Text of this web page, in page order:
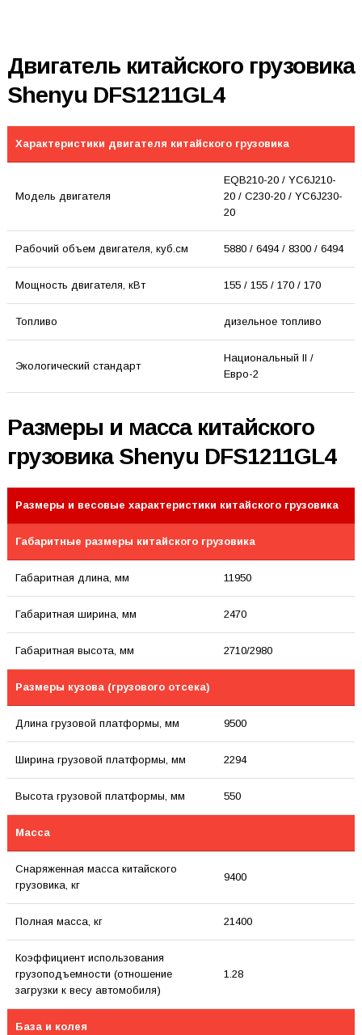
Двигатель китайского грузовика
Shenyu DFS1211GL4
Характеристики двигателя китайского грузовика
Модель двигателя
EQB210-20 / YC6J210-
20 / C230-20 / YC6J230-
20
Рабочий объем двигателя, куб.см 5880 / 6494 / 8300 / 6494
Мощность двигателя, кВт 155 / 155 / 170 / 170
Топливо дизельное топливо
Экологический стандарт
Национальный II /
Евро-2
Размеры и масса китайского
грузовика Shenyu DFS1211GL4
Размеры и весовые характеристики китайского грузовика
Габаритные размеры китайского грузовика
Габаритная длина, мм 11950
Габаритная ширина, мм 2470
Габаритная высота, мм 2710/2980
Размеры кузова (грузового отсека)
Длина грузовой платформы, мм 9500
Ширина грузовой платформы, мм 2294
Высота грузовой платформы, мм 550
Масса
Снаряженная масса китайского
грузовика, кг
9400
Полная масса, кг 21400
Коэффициент использования
грузоподъемности (отношение
загрузки к весу автомобиля)
1.28
База и колея